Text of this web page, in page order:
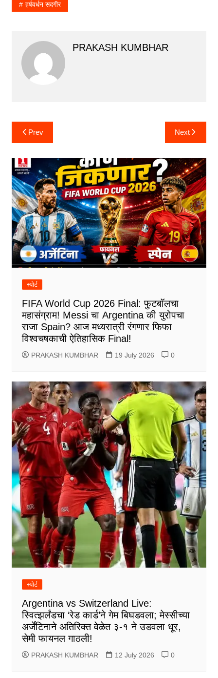
हर्षवर्धन सदगीर
PRAKASH KUMBHAR
Post
navigation
Prev Next
स्पोर्ट
FIFA World Cup 2026 Final: फुटबॉलचा
महासंग्राम! Messi चा Argentina की युरोपचा
राजा Spain? आज मध्यरात्री रंगणार फिफा
विश्वचषकाची ऐतिहासिक Final!
PRAKASH KUMBHAR 19 July 2026 0
स्पोर्ट
Argentina vs Switzerland Live:
स्वित्झर्लंडचा ‘रेड कार्ड’ने गेम बिघडवला; मेस्सीच्या
अर्जेंटिनाने अतिरिक्त वेळेत ३-१ ने उडवला धूर,
सेमी फायनल गाठली!
PRAKASH KUMBHAR 12 July 2026 0